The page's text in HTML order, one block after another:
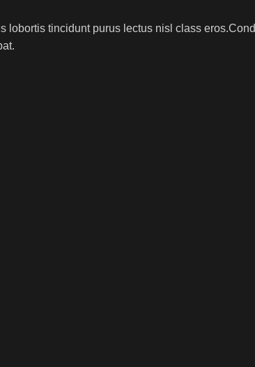
tincidunt purus lectus nisl class